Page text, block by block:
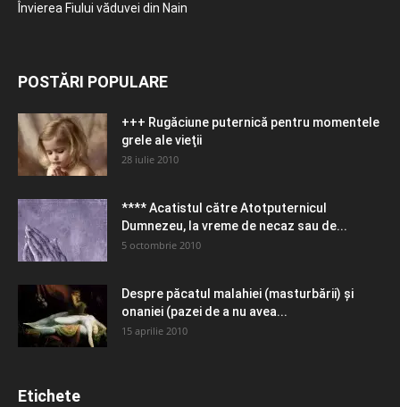
Învierea Fiului văduvei din Nain
POSTĂRI POPULARE
+++ Rugăciune puternică pentru momentele
grele ale vieţii
28 iulie 2010
**** Acatistul către Atotputernicul
Dumnezeu, la vreme de necaz sau de...
5 octombrie 2010
Despre păcatul malahiei (masturbării) şi
onaniei (pazei de a nu avea...
15 aprilie 2010
Etichete